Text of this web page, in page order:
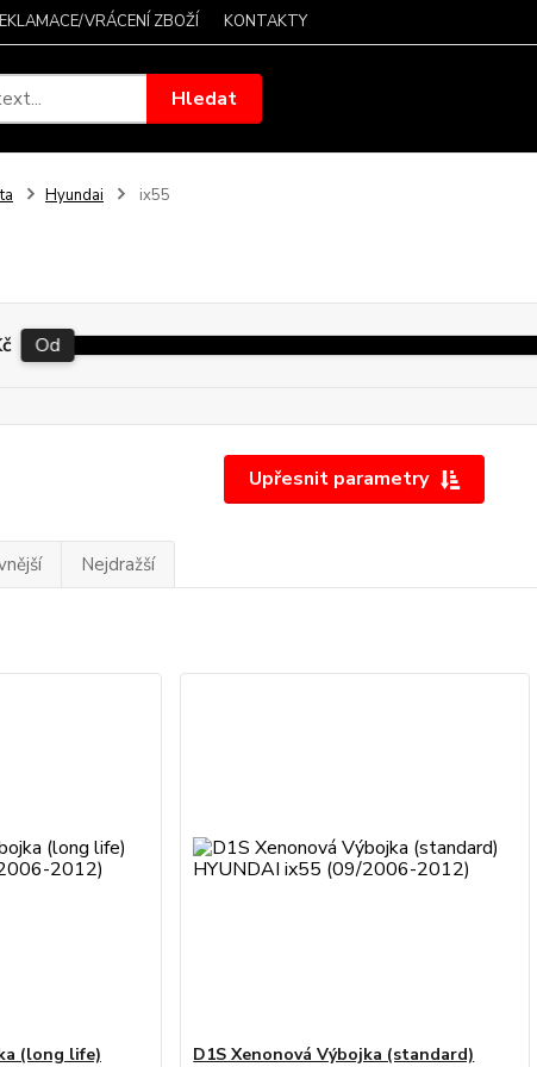
VRÁCENÍ ZBOŽÍ KONTAKTY
Hledat
Hyundai ix55
Upřesnit parametry
Od
Nejdražší
(long life) D1S Xenonová Výbojka (standard)